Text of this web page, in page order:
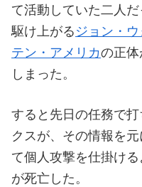
て活動していた二人
駆け上がる ジョン・
テン・アメリカの正体
しまった。
すると先日の任務で
クスが、その情報を元
て個人攻撃を仕掛け
が死亡した。